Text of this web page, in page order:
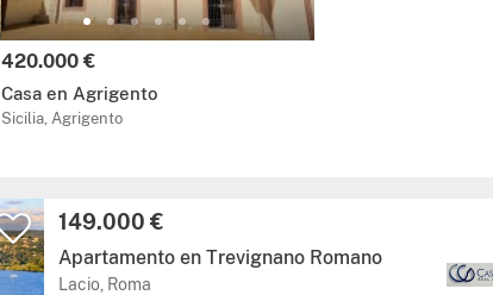
Precio:
420.000 €
Casa en Agrigento
Sicilia, Agrigento
Precio:
149.000 €
Apartamento en Trevignano Romano
Lacio, Roma